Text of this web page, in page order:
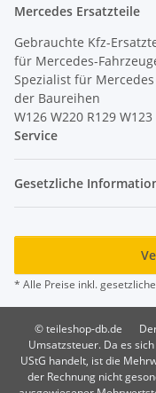
Mercedes Ersatzteile
Gebrauchte Kfz-
für Mercedes-
Spezialist für Mercedes
der Baureihen
W126 W220 R129 W123
Service
Gesetzliche
* Alle Preise inkl.
© teileshop-db.de
Umsatzsteuer. Da es
UStG handelt, ist die
der Rechnung nicht